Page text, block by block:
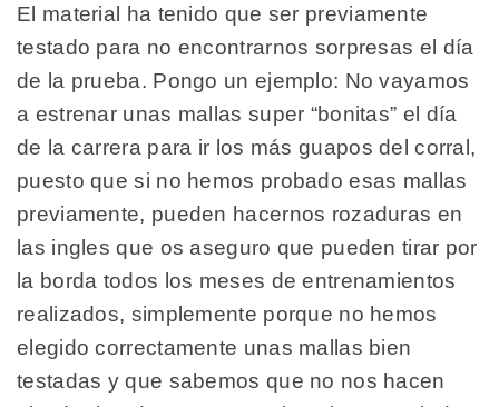
El material ha tenido que ser previamente
testado para no encontrarnos sorpresas el día
de la prueba. Pongo un ejemplo: No vayamos
a estrenar unas mallas super “bonitas” el día
de la carrera para ir los más guapos del corral,
puesto que si no hemos probado esas mallas
previamente, pueden hacernos rozaduras en
las ingles que os aseguro que pueden tirar por
la borda todos los meses de entrenamientos
realizados, simplemente porque no hemos
elegido correctamente unas mallas bien
testadas y que sabemos que no nos hacen